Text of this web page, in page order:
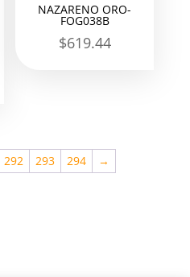
NAZARENO ORO-
FOG038B
$619.44
292 293 294 →